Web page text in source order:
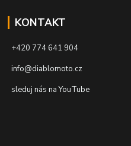
KONTAKT
+420 774 641 904
info@diablomoto.cz
sleduj nás na YouTube